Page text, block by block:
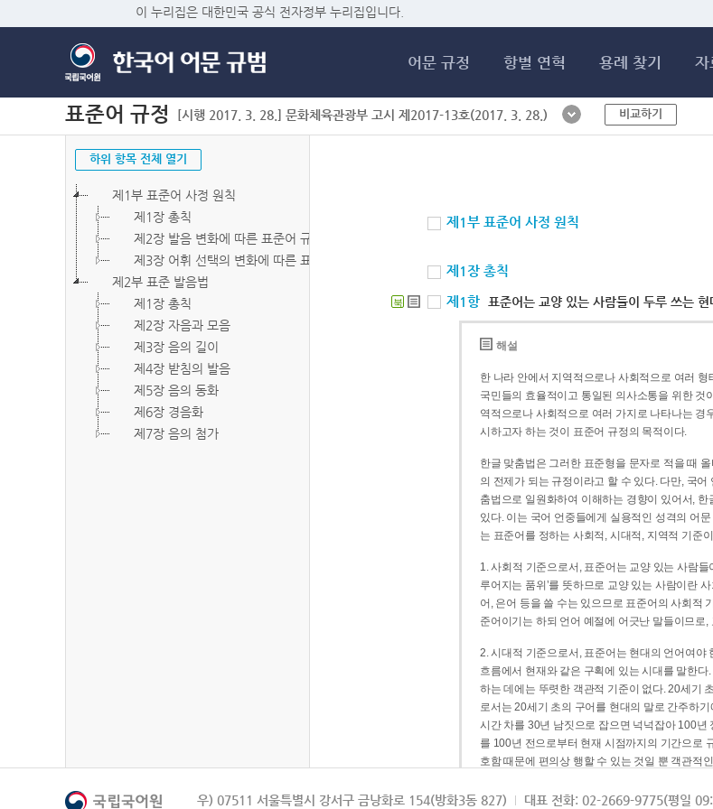
이 누리집은 대한민국 공식 전자정부 누리집입니다.
어문 규정 항별 연혁 용례 찾기 자
표준어 규정 [시행 2017. 3. 28.] 문화체육관광부 고시 제2017-13호(2017. 3. 28.) 비교하기
하위 항목 전체 열기
제1부 표준어 사정 원칙
제1장 총칙
제2장 발음 변화에 따른 표준어 규정
제3장 어휘 선택의 변화에 따른 표준어 규정
제2부 표준 발음법
제1장 총칙
제2장 자음과 모음
제3장 음의 길이
제4장 받침의 발음
제5장 음의 동화
제6장 경음화
제7장 음의 첨가
제1부 표준어 사정 원칙
제1장 총칙
북 제1항 표준어는 교양 있는 사람들이 두루 쓰는
해설
한 나라 안에서 지역적으로나 사회적으로 여러
국민들의 효율적이고 통일된 의사소통을 위한 것
역적으로나 사회적으로 여러 가지로 나타나는 경
시하고자 하는 것이 표준어 규정의 목적이다.
한글 맞춤법은 그러한 표준형을 문자로 적을 때
의 전제가 되는 규정이라고 할 수 있다. 다만, 국
춤법으로 일원화하여 이해하는 경향이 있어서,
있다. 이는 국어 언중들에게 실용적인 성격의 어
는 표준어를 정하는 사회적, 시대적, 지역적 기준
1. 사회적 기준으로서, 표준어는 교양 있는 사람
루어지는 품위’를 뜻하므로 교양 있는 사람이란
어, 은어 등을 쓸 수는 있으므로 표준어의 사회적
준어이기는 하되 언어 예절에 어긋난 말들이므로
2. 시대적 기준으로서, 표준어는 현대의 언어여야
흐름에서 현재와 같은 구획에 있는 시대를 말한
하는 데에는 뚜렷한 객관적 기준이 없다. 20세기
로서는 20세기 초의 구어를 현대의 말로 간주하
시간 차를 30년 남짓으로 잡으면 넉넉잡아 100년
를 100년 전으로부터 현재 시점까지의 기간으로
호함 때문에 편의상 행할 수 있는 것일 뿐 객관적
3. 지역적 기준으로서, 표준어는 서울말이어야
우) 07511 서울특별시 강서구 금낭화로 154(방화3동 827) 대표 전화: 02-2669-9775(평일